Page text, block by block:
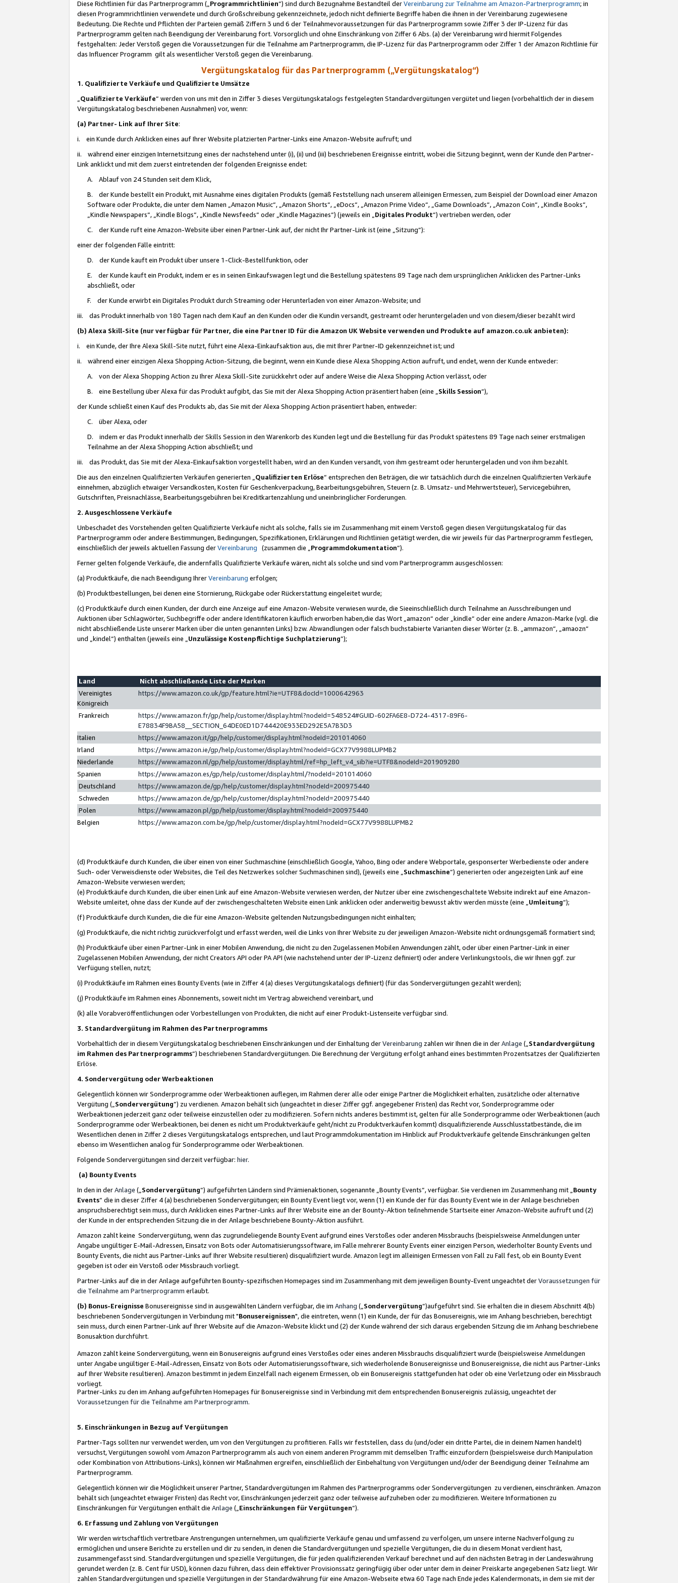
Diese Richtlinien für das Partnerprogramm („Programmrichtlinien“) sind durch Bezugnahme Bestandteil derVereinbarung zur Teilnahme am Amazon-Partnerprogramm; in
diesen Programmrichtlinien verwendete und durch Großschreibung gekennzeichnete, jedoch nicht definierte Begriffe haben die ihnen in der Vereinbarung zugewiesene
Bedeutung. Die Rechte und Pflichten der Parteien gemäß Ziffern 3 und 6 der Teilnahmevoraussetzungen für das Partnerprogramm sowie Ziffer 3 der IP-Lizenz für das
Partnerprogramm gelten nach Beendigung der Vereinbarung fort. Vorsorglich und ohne Einschränkung von Ziffer 6 Abs. (a) der Vereinbarung wird hiermit Folgendes
festgehalten: Jeder Verstoß gegen die Voraussetzungen für die Teilnahme am Partnerprogramm, die IP-Lizenz für das Partnerprogramm oder Ziffer 1 der Amazon Richtlinie für
das Influencer Programm gilt als wesentlicher Verstoß gegen die Vereinbarung.
Vergütungskatalog für das Partnerprogramm („Vergütungskatalog“)
1. Qualifizierte Verkäufe und Qualifizierte Umsätze
Qualifizierte Verkäufe“ werden von uns mit den in Ziffer 3 dieses Vergütungskatalogs festgelegten Standardvergütungen vergütet und liegen (vorbehaltlich der in diesem
Vergütungskatalog beschriebenen Ausnahmen) vor, wenn:
(a) Partner- Link auf Ihrer Site:
i. ein Kunde durch Anklicken eines auf Ihrer Website platzierten Partner-Links eine Amazon-Website aufruft; und
ii. während einer einzigen Internetsitzung eines der nachstehend unter (i), (ii) und (iii) beschriebenen Ereignisse eintritt, wobei die Sitzung beginnt, wenn der Kunde den Partner-
Link anklickt und mit dem zuerst eintretenden der folgenden Ereignisse endet:
A. Ablauf von 24 Stunden seit dem Klick,
B. der Kunde bestellt ein Produkt, mit Ausnahme eines digitalen Produkts (gemäß Feststellung nach unserem alleinigen Ermessen, zum Beispiel der Download einer Amazon
Software oder Produkte, die unter dem Namen „Amazon Music“, „Amazon Shorts“, „eDocs“, „Amazon Prime Video“, „Game Downloads“, „Amazon Coin“, „Kindle Books“,
„Kindle Newspapers“, „Kindle Blogs“, „Kindle Newsfeeds“ oder „Kindle Magazines“) (jeweils ein „ Digitales Produkt“) vertrieben werden, oder
C. der Kunde ruft eine Amazon-Website über einen Partner-Link auf, der nicht Ihr Partner-Link ist (eine „Sitzung“):
einer der folgenden Fälle eintritt:
D. der Kunde kauft ein Produkt über unsere 1-Click-Bestellfunktion, oder
E. der Kunde kauft ein Produkt, indem er es in seinen Einkaufswagen legt und die Bestellung spätestens 89 Tage nach dem ursprünglichen Anklicken des Partner-Links
abschließt, oder
F. der Kunde erwirbt ein Digitales Produkt durch Streaming oder Herunterladen von einer Amazon-Website; und
iii. das Produkt innerhalb von 180 Tagen nach dem Kauf an den Kunden oder die Kundin versandt, gestreamt oder heruntergeladen und von diesem/dieser bezahlt wird
(b) Alexa Skill-Site (nur verfügbar für Partner, die eine Partner ID für die Amazon UK Website verwenden und Produkte auf amazon.co.uk anbieten):
i. ein Kunde, der Ihre Alexa Skill-Site nutzt, führt eine Alexa-Einkaufsaktion aus, die mit Ihrer Partner-ID gekennzeichnet ist; und
ii. während einer einzigen Alexa Shopping Action-Sitzung, die beginnt, wenn ein Kunde diese Alexa Shopping Action aufruft, und endet, wenn der Kunde entweder:
A. von der Alexa Shopping Action zu Ihrer Alexa Skill-Site zurückkehrt oder auf andere Weise die Alexa Shopping Action verlässt, oder
B. eine Bestellung über Alexa für das Produkt aufgibt, das Sie mit der Alexa Shopping Action präsentiert haben (eine „ Skills Session“),
der Kunde schließt einen Kauf des Produkts ab, das Sie mit der Alexa Shopping Action präsentiert haben, entweder:
C. über Alexa, oder
D. indem er das Produkt innerhalb der Skills Session in den Warenkorb des Kunden legt und die Bestellung für das Produkt spätestens 89 Tage nach seiner erstmaligen
Teilnahme an der Alexa Shopping Action abschließt; und
iii. das Produkt, das Sie mit der Alexa-Einkaufsaktion vorgestellt haben, wird an den Kunden versandt, von ihm gestreamt oder heruntergeladen und von ihm bezahlt.
Die aus den einzelnen Qualifizierten Verkäufen generierten „ Qualifizierten Erlöse“ entsprechen den Beträgen, die wir tatsächlich durch die einzelnen Qualifizierten Verkäufe
einnehmen, abzüglich etwaiger Versandkosten, Kosten für Geschenkverpackung, Bearbeitungsgebühren, Steuern (z. B. Umsatz- und Mehrwertsteuer), Servicegebühren,
Gutschriften, Preisnachlässe, Bearbeitungsgebühren bei Kreditkartenzahlung und uneinbringlicher Forderungen.
2. Ausgeschlossene Verkäufe
Unbeschadet des Vorstehenden gelten Qualifizierte Verkäufe nicht als solche, falls sie im Zusammenhang mit einem Verstoß gegen diesen Vergütungskatalog für das
Partnerprogramm oder andere Bestimmungen, Bedingungen, Spezifikationen, Erklärungen und Richtlinien getätigt werden, die wir jeweils für das Partnerprogramm festlegen,
einschließlich der jeweils aktuellen Fassung derVereinbarung (zusammen die „ Programmdokumentation“).
Ferner gelten folgende Verkäufe, die andernfalls Qualifizierte Verkäufe wären, nicht als solche und sind vom Partnerprogramm ausgeschlossen:
(a) Produktkäufe, die nach Beendigung IhrerVereinbarung erfolgen;
(b) Produktbestellungen, bei denen eine Stornierung, Rückgabe oder Rückerstattung eingeleitet wurde;
(c) Produktkäufe durch einen Kunden, der durch eine Anzeige auf eine Amazon-Website verwiesen wurde, die Sieeinschließlich durch Teilnahme an Ausschreibungen und
Auktionen über Schlagwörter, Suchbegriffe oder andere Identifikatoren käuflich erworben haben,die das Wort „amazon“ oder „kindle“ oder eine andere Amazon-Marke (vgl. die
nicht abschließende Liste unserer Marken über die unten genannten Links) bzw. Abwandlungen oder falsch buchstabierte Varianten dieser Wörter (z. B. „ammazon“, „amaozn“
und „kindel“) enthalten (jeweils eine „ Unzulässige Kostenpflichtige Suchplatzierung”);
Land
Nicht abschließende Liste der Marken
Vereinigtes
Königreich
https://www.amazon.co.uk/gp/feature.html?ie=UTF8&docId=1000642963
Frankreich
https://www.amazon.fr/gp/help/customer/display.html?nodeId=548524#GUID-602FA6E8-D724-4317-89F6-
E78834F9BA58__SECTION_64DE0ED1D744420E933ED292E5A7B3D3
Italien
https://www.amazon.it/gp/help/customer/display.html?nodeId=201014060
Irland
https://www.amazon.ie/gp/help/customer/display.html?nodeId=GCX77V9988LUPMB2
Niederlande
https://www.amazon.nl/gp/help/customer/display.html/ref=hp_left_v4_sib?ie=UTF8&nodeId=201909280
Spanien
https://www.amazon.es/gp/help/customer/display.html/?nodeId=201014060
Deutschland
https://www.amazon.de/gp/help/customer/display.html?nodeId=200975440
Schweden
https://www.amazon.de/gp/help/customer/display.html?nodeId=200975440
Polen
https://www.amazon.pl/gp/help/customer/display.html?nodeId=200975440
Belgien
https://www.amazon.com.be/gp/help/customer/display.html?nodeId=GCX77V9988LUPMB2
(d) Produktkäufe durch Kunden, die über einen von einer Suchmaschine (einschließlich Google, Yahoo, Bing oder andere Webportale, gesponserter Werbedienste oder andere
Such- oder Verweisdienste oder Websites, die Teil des Netzwerkes solcher Suchmaschinen sind), (jeweils eine „ Suchmaschine“) generierten oder angezeigten Link auf eine
Amazon-Website verwiesen werden;
(e) Produktkäufe durch Kunden, die über einen Link auf eine Amazon-Website verwiesen werden, der Nutzer über eine zwischengeschaltete Website indirekt auf eine Amazon-
Website umleitet, ohne dass der Kunde auf der zwischengeschalteten Website einen Link anklicken oder anderweitig bewusst aktiv werden müsste (eine „ Umleitung“);
(f) Produktkäufe durch Kunden, die die für eine Amazon-Website geltenden Nutzungsbedingungen nicht einhalten;
(g) Produktkäufe, die nicht richtig zurückverfolgt und erfasst werden, weil die Links von Ihrer Website zu der jeweiligen Amazon-Website nicht ordnungsgemäß formatiert sind;
(h) Produktkäufe über einen Partner-Link in einer Mobilen Anwendung, die nicht zu den Zugelassenen Mobilen Anwendungen zählt, oder über einen Partner-Link in einer
Zugelassenen Mobilen Anwendung, der nicht Creators API oder PA API (wie nachstehend unter der IP-Lizenz definiert) oder andere Verlinkungstools, die wir Ihnen ggf. zur
Verfügung stellen, nutzt;
(i) Produktkäufe im Rahmen eines Bounty Events (wie in Ziffer 4 (a) dieses Vergütungskatalogs definiert) (für das Sondervergütungen gezahlt werden);
(j) Produktkäufe im Rahmen eines Abonnements, soweit nicht im Vertrag abweichend vereinbart, und
(k) alle Vorabveröffentlichungen oder Vorbestellungen von Produkten, die nicht auf einer Produkt-Listenseite verfügbar sind.
3. Standardvergütung im Rahmen des Partnerprogramms
Vorbehaltlich der in diesem Vergütungskatalog beschriebenen Einschränkungen und der Einhaltung derVereinbarung zahlen wir Ihnen die in derAnlage („ Standardvergütung
im Rahmen des Partnerprogramms“) beschriebenen Standardvergütungen. Die Berechnung der Vergütung erfolgt anhand eines bestimmten Prozentsatzes der Qualifizierten
Erlöse.
4. Sondervergütung oder Werbeaktionen
Gelegentlich können wir Sonderprogramme oder Werbeaktionen auflegen, im Rahmen derer alle oder einige Partner die Möglichkeit erhalten, zusätzliche oder alternative
Vergütung („ Sondervergütung”) zu verdienen. Amazon behält sich (ungeachtet in dieser Ziffer ggf. angegebener Fristen) das Recht vor, Sonderprogramme oder
Werbeaktionen jederzeit ganz oder teilweise einzustellen oder zu modifizieren. Sofern nichts anderes bestimmt ist, gelten für alle Sonderprogramme oder Werbeaktionen (auch
Sonderprogramme oder Werbeaktionen, bei denen es nicht um Produktverkäufe geht/nicht zu Produktverkäufen kommt) disqualifizierende Ausschlusstatbestände, die im
Wesentlichen denen in Ziffer 2 dieses Vergütungskatalogs entsprechen, und laut Programmdokumentation im Hinblick auf Produktverkäufe geltende Einschränkungen gelten
ebenso im Wesentlichen analog für Sonderprogramme oder Werbeaktionen.
Folgende Sondervergütungen sind derzeit verfügbar: hier.
(a) Bounty Events
In den in derAnlage („ Sondervergütung“) aufgeführten Ländern sind Prämienaktionen, sogenannte „Bounty Events“, verfügbar. Sie verdienen im Zusammenhang mit „ Bounty
Events“ die in dieser Ziffer 4 (a) beschriebenen Sondervergütungen; ein Bounty Event liegt vor, wenn (1) ein Kunde der für das Bounty Event wie in der Anlage beschrieben
anspruchsberechtigt sein muss, durch Anklicken eines Partner-Links auf Ihrer Website eine an der Bounty-Aktion teilnehmende Startseite einer Amazon-Website aufruft und (2)
der Kunde in der entsprechenden Sitzung die in der Anlage beschriebene Bounty-Aktion ausführt.
Amazon zahlt keine Sondervergütung, wenn das zugrundeliegende Bounty Event aufgrund eines Verstoßes oder anderen Missbrauchs (beispielsweise Anmeldungen unter
Angabe ungültiger E-Mail-Adressen, Einsatz von Bots oder Automatisierungssoftware, im Falle mehrerer Bounty Events einer einzigen Person, wiederholter Bounty Events und
Bounty Events, die nicht aus Partner-Links auf Ihrer Website resultieren) disqualifiziert wurde. Amazon legt im alleinigen Ermessen von Fall zu Fall fest, ob ein Bounty Event
gegeben ist oder ein Verstoß oder Missbrauch vorliegt.
Partner-Links auf die in der Anlage aufgeführten Bounty-spezifischen Homepages sind im Zusammenhang mit dem jeweiligen Bounty-Event ungeachtet derVoraussetzungen für
die Teilnahme am Partnerprogramm erlaubt.
(b) Bonus-Ereignisse Bonusereignisse sind in ausgewählten Ländern verfügbar, die im Anhang („ Sondervergütung“)aufgeführt sind. Sie erhalten die in diesem Abschnitt 4(b)
beschriebenen Sondervergütungen in Verbindung mit "Bonusereignissen", die eintreten, wenn (1) ein Kunde, der für das Bonusereignis, wie im Anhang beschrieben, berechtigt
sein muss, durch einen Partner-Link auf Ihrer Website auf die Amazon-Website klickt und (2) der Kunde während der sich daraus ergebenden Sitzung die im Anhang beschriebene
Bonusaktion durchführt.
Amazon zahlt keine Sondervergütung, wenn ein Bonusereignis aufgrund eines Verstoßes oder eines anderen Missbrauchs disqualifiziert wurde (beispielsweise Anmeldungen
unter Angabe ungültiger E-Mail-Adressen, Einsatz von Bots oder Automatisierungssoftware, sich wiederholende Bonusereignisse und Bonusereignisse, die nicht aus Partner-Links
auf Ihrer Website resultieren). Amazon bestimmt in jedem Einzelfall nach eigenem Ermessen, ob ein Bonusereignis stattgefunden hat oder ob eine Verletzung oder ein Missbrauch
vorliegt.
Partner-Links zu den im Anhang aufgeführten Homepages für Bonusereignisse sind in Verbindung mit dem entsprechenden Bonusereignis zulässig, ungeachtet der
Voraussetzungen für die Teilnahme am Partnerprogramm.
5. Einschränkungen in Bezug auf Vergütungen
Partner-Tags sollten nur verwendet werden, um von den Vergütungen zu profitieren. Falls wir feststellen, dass du (und/oder ein dritte Partei, die in deinem Namen handelt)
versuchst, Vergütungen sowohl vom Amazon Partnerprogramm als auch von einem anderen Programm mit demselben Traffic einzufordern (beispielsweise durch Manipulation
oder Kombination von Attributions-Links), können wir Maßnahmen ergreifen, einschließlich der Einbehaltung von Vergütungen und/oder der Beendigung deiner Teilnahme am
Partnerprogramm.
Gelegentlich können wir die Möglichkeit unserer Partner, Standardvergütungen im Rahmen des Partnerprogramms oder Sondervergütungen zu verdienen, einschränken. Amazon
behält sich (ungeachtet etwaiger Fristen) das Recht vor, Einschränkungen jederzeit ganz oder teilweise aufzuheben oder zu modifizieren. Weitere Informationen zu
Einschränkungen für Vergütungen enthält die Anlage („ Einschränkungen für Vergütungen“).
6. Erfassung und Zahlung von Vergütungen
Wir werden wirtschaftlich vertretbare Anstrengungen unternehmen, um qualifizierte Verkäufe genau und umfassend zu verfolgen, um unsere interne Nachverfolgung zu
ermöglichen und unsere Berichte zu erstellen und dir zu senden, in denen die Standardvergütungen und spezielle Vergütungen, die du in diesem Monat verdient hast,
zusammengefasst sind. Standardvergütungen und spezielle Vergütungen, die für jeden qualifizierenden Verkauf berechnet und auf den nächsten Betrag in der Landeswährung
gerundet werden (z. B. Cent für USD), können dazu führen, dass dein effektiver Provisionssatz geringfügig über oder unter dem in deiner Preiskarte angegebenen Satz liegt. Wir
zahlen Standardvergütungen und spezielle Vergütungen in der Standardwährung für eine Amazon-Webseite etwa 60 Tage nach Ende jedes Kalendermonats, in dem sie mit der